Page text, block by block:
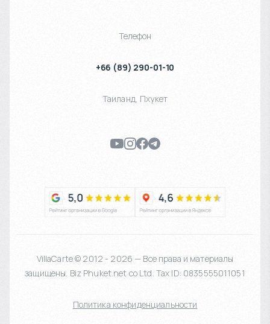
Телефон
+66 (89) 290-01-10
Таиланд Пхукет
VillaCarte © 2012 - 2026 — Все права и материалы
защищены. Biz Phuket.net co Ltd. Tax ID: 0835555011051
Политика конфиденциальности